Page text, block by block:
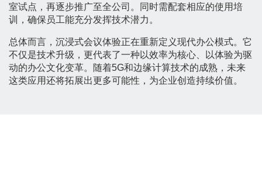
室试点，再逐步推广至全公司。同时需配套相应的使用培
训，确保员工能充分发挥技术潜力。
总体而言，沉浸式会议体验正在重新定义现代办公模式。它
不仅是技术升级，更代表了一种以效率为核心、以体验为驱
动的办公文化变革。随着5G和边缘计算技术的成熟，未来
这类应用还将拓展出更多可能性，为企业创造持续价值。